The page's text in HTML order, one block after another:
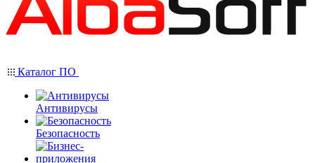
Каталог ПО
Антивирусы
Безопасность